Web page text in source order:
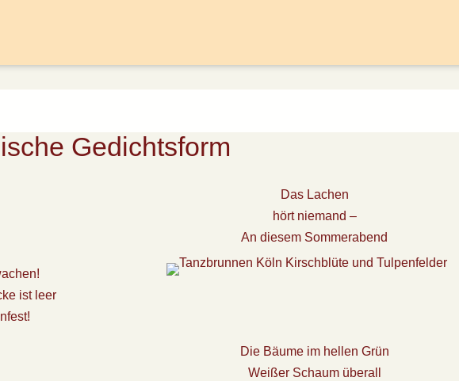
Gedichtsform
Das Lachen
hört niemand –
An diesem Sommerabend
ist leer
Die Bäume im hellen Grün
Weißer Schaum überall